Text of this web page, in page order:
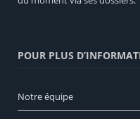
POUR PLUS
Notre équipe